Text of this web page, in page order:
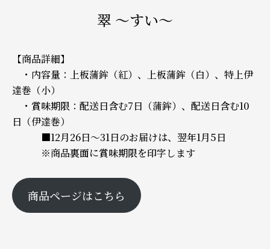
翠 ～すい～
【商品詳細】
・内容量：上板蒲鉾（紅）、上板蒲鉾（白）、特上伊
達巻（小）
・賞味期限：配送日含む7日（蒲鉾）、配送日含む10
日（伊達巻）
■12月26日～31日のお届けは、翌年1月5日
※商品裏面に賞味期限を印字します
商品ページはこちら